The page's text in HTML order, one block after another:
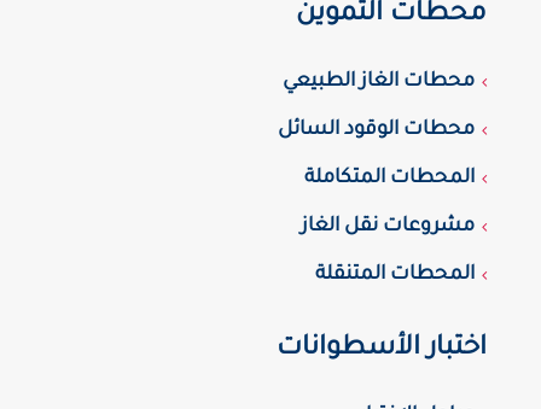
محطات التموين
محطات الغاز الطبيعي
محطات الوقود السائل
المحطات المتكاملة
مشروعات نقل الغاز
المحطات المتنقلة
اختبار الأسطوانات